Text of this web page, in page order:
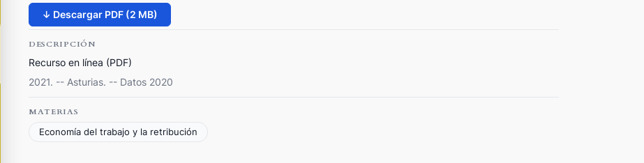
↓ Descargar PDF (2 MB)
DESCRIPCIÓN
Recurso en línea (PDF)
2021. -- Asturias. -- Datos 2020
MATERIAS
Economía del trabajo y la retribución